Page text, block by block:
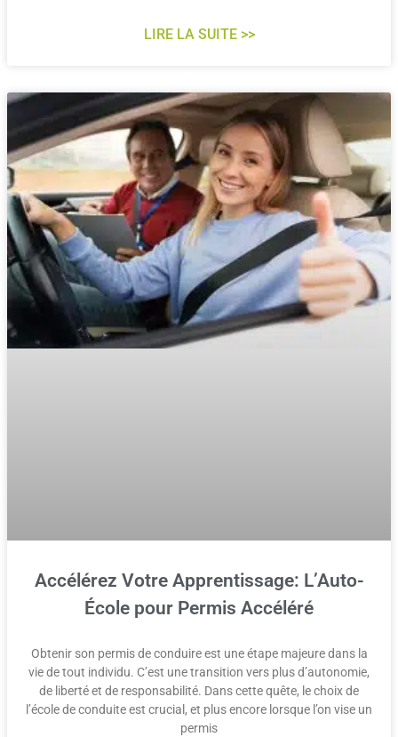
LIRE LA SUITE >>
Accélérez Votre Apprentissage: L’Auto-
École pour Permis Accéléré
Obtenir son permis de conduire est une étape majeure dans la
vie de tout individu. C’est une transition vers plus d’autonomie,
de liberté et de responsabilité. Dans cette quête, le choix de
l’école de conduite est crucial, et plus encore lorsque l’on vise un
permis